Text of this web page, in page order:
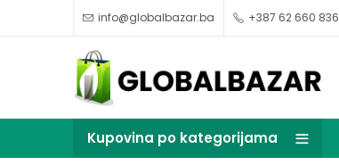
info@globalbazar.ba +387 62 660 836
Kupovina po kategorijama